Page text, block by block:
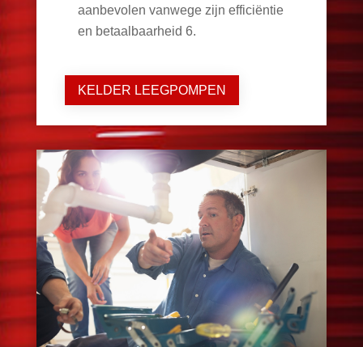
aanbevolen vanwege zijn efficiëntie
en betaalbaarheid 6.
KELDER LEEGPOMPEN